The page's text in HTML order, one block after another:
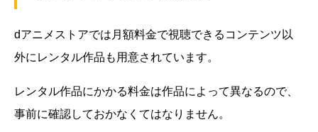
dアニメストアでは月額料金で視聴できるコンテンツ以
外にレンタル作品も用意されています。
レンタル作品にかかる料金は作品によって異なるので、
事前に確認しておかなくてはなりません。